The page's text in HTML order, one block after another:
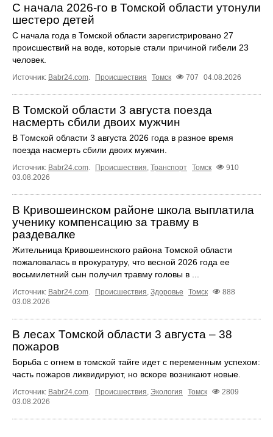
С начала 2026-го в Томской области утонули
шестеро детей
С начала года в Томской области зарегистрировано 27
происшествий на воде, которые стали причиной гибели 23
человек.
Источник: Babr24.com. Происшествия Томск 707 04.08.2026
В Томской области 3 августа поезда
насмерть сбили двоих мужчин
В Томской области 3 августа 2026 года в разное время
поезда насмерть сбили двоих мужчин.
Источник: Babr24.com. Происшествия, Транспорт Томск
910
03.08.2026
В Кривошеинском районе школа выплатила
ученику компенсацию за травму в
раздевалке
Жительница Кривошеинского района Томской области
пожаловалась в прокуратуру, что весной 2026 года ее
восьмилетний сын получил травму головы в ...
Источник: Babr24.com. Происшествия, Здоровье Томск
888
03.08.2026
В лесах Томской области 3 августа – 38
пожаров
Борьба с огнем в томской тайге идет с переменным успехом:
часть пожаров ликвидируют, но вскоре возникают новые.
Источник: Babr24.com. Происшествия, Экология Томск
2809
03.08.2026